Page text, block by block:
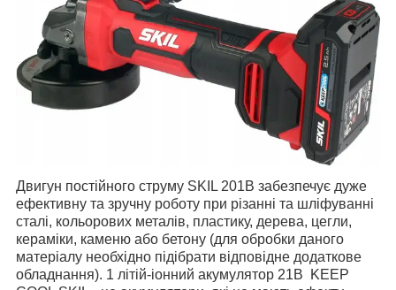
Двигун постійного струму SKIL 201В забезпечує дуже
ефективну та зручну роботу при різанні та шліфуванні
сталі, кольорових металів, пластику, дерева, цегли,
кераміки, каменю або бетону (для обробки даного
матеріалу необхідно підібрати відповідне додаткове
обладнання). 1 літій-іонний акумулятор 21В KEEP